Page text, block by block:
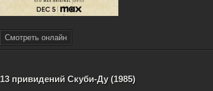
Смотреть онлайн
13 привидений Скуби-Ду (1985)